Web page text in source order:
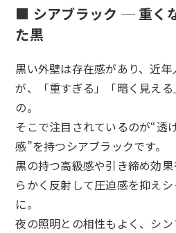
■ シアブラック ─ 重く
た黒
黒い外壁は存在感があり、近
が、「重すぎる」「暗く見え
の。
そこで注目されているのが“透
感”を持つシアブラックです。
黒の持つ高級感や引き締め効
らかく反射して圧迫感を抑え
に。
夜の照明との相性もよく、シ